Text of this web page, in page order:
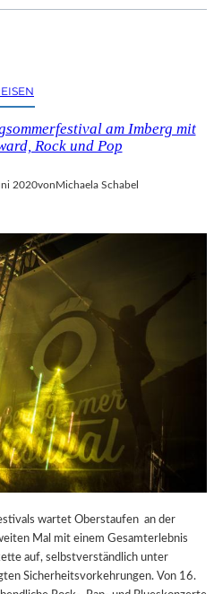
am Imberg mit
Rock und Pop
2020vonMichaela Schabel
wartet Oberstaufen an der
Mal mit einem Gesamterlebnis
auf, selbstverständlich unter
Sicherheitsvorkehrungen. Von 16.